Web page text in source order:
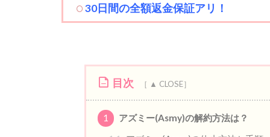
30日間の全額返金保証アリ！
目次
1
アズミー(Asmy)の解約方法は？